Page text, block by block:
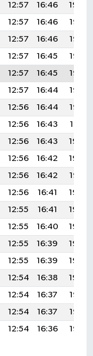
12:57 16:46
19:59
12:57 16:46
19:58
12:57 16:46
19:57
12:57 16:45
19:56
12:57 16:45
19:55
12:57 16:44
19:53
12:56 16:44
19:52
12:56 16:43
19:51
12:56 16:43
19:50
12:56 16:42
19:48
12:56 16:42
19:47
12:56 16:41
19:46
12:55 16:41
19:45
12:55 16:40
19:43
12:55 16:39
19:42
12:55 16:39
19:40
12:54 16:38
19:39
12:54 16:37
19:38
12:54 16:37
19:36
12:54 16:36 19:35